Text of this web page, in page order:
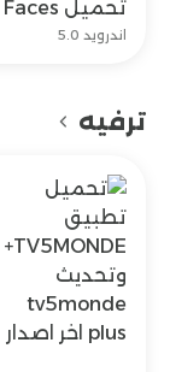
اندرويد 5.0
ترفيه